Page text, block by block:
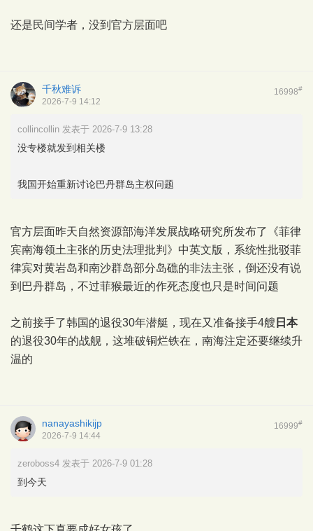
还是民间学者，没到官方层面吧
16998#
千秋难诉
2026-7-9 14:12
collincollin 发表于 2026-7-9 13:28
没专楼就发到相关楼
我国开始重新讨论巴丹群岛主权问题
官方层面昨天自然资源部海洋发展战略研究所发布了《菲律
宾南海领土主张的历史法理批判》中英文版，系统性批驳菲
律宾对黄岩岛和南沙群岛部分岛礁的非法主张，倒还没有说
到巴丹群岛，不过菲猴最近的作死态度也只是时间问题
之前接手了韩国的退役30年潜艇，现在又准备接手4艘 日本
的退役30年的战舰，这堆破铜烂铁在，南海注定还要继续升
温的
16999#
nanayashikijp
2026-7-9 14:44
zeroboss4 发表于 2026-7-9 01:28
到今天